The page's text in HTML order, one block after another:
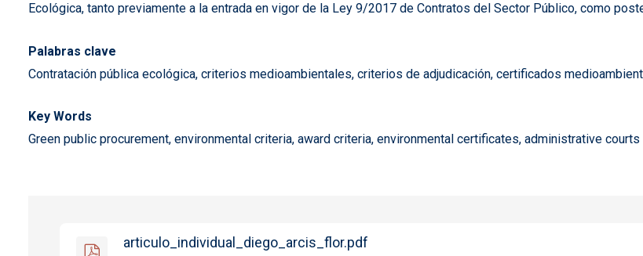
Ecológica, tanto previamente a la entrada en vigor de la Ley 9/2017 de Contratos del Sector Público, como
Palabras clave
Contratación pública ecológica, criterios medioambientales, criterios de adjudicación, certificados
Key Words
Green public procurement, environmental criteria, award criteria, environmental certificates, administrative
articulo_individual_diego_arcis_flor.pdf